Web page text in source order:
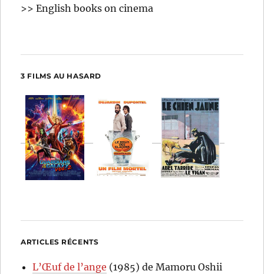
>> English books on cinema
3 FILMS AU HASARD
ARTICLES RÉCENTS
L’Œuf de l’ange (1985) de Mamoru Oshii